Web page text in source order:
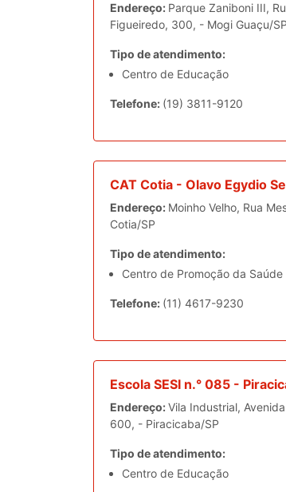
Endereço: Parque Zaniboni III,
Figueiredo, 300, - Mogi Guaçu/SP
Tipo de atendimento:
Centro de Educação
Telefone: (19) 3811-9120
CAT Cotia - Olavo Egydio
Endereço: Moinho Velho, Rua
Cotia/SP
Tipo de atendimento:
Centro de Promoção da Saúde
Telefone: (11) 4617-9230
Escola SESI n.° 085 -
Endereço:Vila Industrial,
600, - Piracicaba/SP
Tipo de atendimento:
Centro de Educação